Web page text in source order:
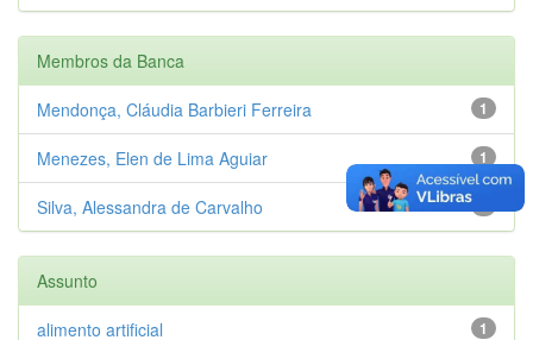
Membros da Banca
1
Mendonça, Cláudia Barbieri Ferreira
1
Menezes, Elen de Lima Aguiar
Silva, Alessandra de Carvalho
Assunto
1
alimento artificial